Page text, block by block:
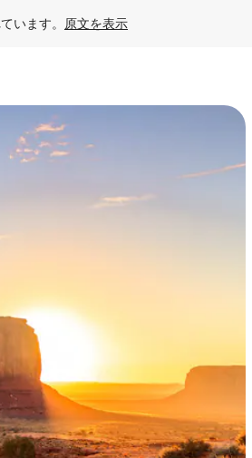
います。 原文を表示
して検索結果を確認することができます。